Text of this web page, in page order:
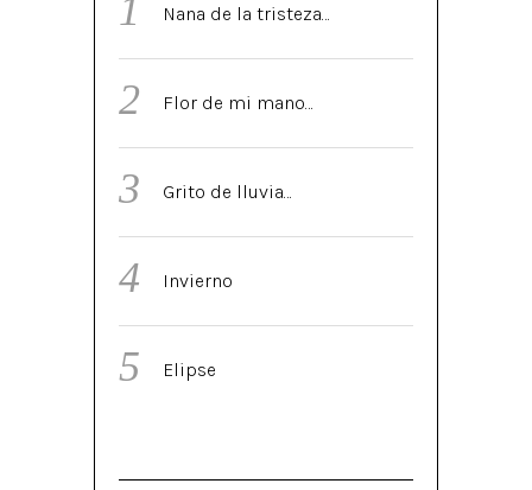
Nana de la tristeza…
Flor de mi mano…
Grito de lluvia…
Invierno
Elipse